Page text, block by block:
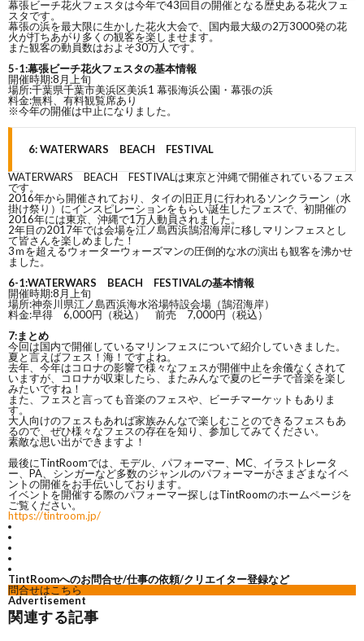
幕張ビーチ花火フェスタは今年で43回目の開催となる歴史ある花火フェ
スタです。
幕張の浜を最大限に生かした花火大会で、国内最大級の2万3000発の花
火が打ちあがり多くの観客を楽しませます。
また観客の動員数はおよそ30万人です。
5-1:幕張ビーチ花火フェスタの基本情報
開催時期:8月上旬
場所:千葉県千葉市美浜区美浜1 幕張海浜公園・幕張の浜
料金:無料、有料観覧席あり
※今年の開催は中止になりました。
6: WATERWARS BEACH FESTIVAL
WATERWARS BEACH FESTIVALは東京と沖縄で開催されているフェス
です。
2016年から開催されており、タイの旧正月に行われるソンクラーン（水
掛け祭り）にインスピレーションをもらい誕生したフェスで、初開催の
2016年には東京、沖縄で1万人動員されました。
2年目の2017年では会場を江ノ島西浜鵠沼海岸に移しマリンフェスとし
て皆さんを楽しめました！
3ｍを超えるウォーターウォーズマンの圧倒的な水の演出も観客を沸かせ
ました。
6-1:WATERWARS BEACH FESTIVALの基本情報
開催時期:8月上旬
場所:神奈川県江ノ島西浜海水浴場特設会場（鵠沼海岸）
料金:早得 6,000円（税込） 前売 7,000円（税込）
7:まとめ
今回は国内で開催しているマリンフェスについて紹介していきました。
夏と言えばフェス！海！ですよね。
去年、今年はコロナの影響で様々なフェスが開催中止を余儀なくされて
いますが、コロナが収束したら、またみんなで夏のビーチで音楽を楽し
みたいですね！
また、フェスと言っても音楽のフェスや、ビーチマーケットもありま
す。
大人向けのフェスもあれば家族みんなで楽しむことのできるフェスもあ
るので、ぜひ様々なフェスの存在を知り、参加してみてください。
素敵な思い出ができますよ！
最後にTintRoomでは、モデル、パフォーマー、MC、イラストレータ
ー、PA、シンガーなど多数のジャンルのパフォーマーがさまざまなイベ
ントの開催をお手伝いしております。
イベントを開催する際のパフォーマー探しはTintRoomのホームページを
ご覧ください。
https://tintroom.jp/
TintRoomへのお問合せ/仕事の依頼/クリエイター登録など
問合せはこちら
Advertisement
関連する記事